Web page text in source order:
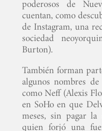
poderosos de
cuentan, como
de Instagram, una
sociedad
Burton).
También forman
algunos nombres de
como Neff (Alexis
en SoHo en que
meses, sin pagar
quien forjó una